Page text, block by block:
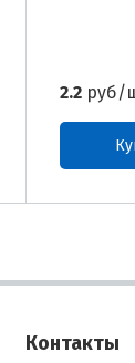
2.2 руб/
Контакты